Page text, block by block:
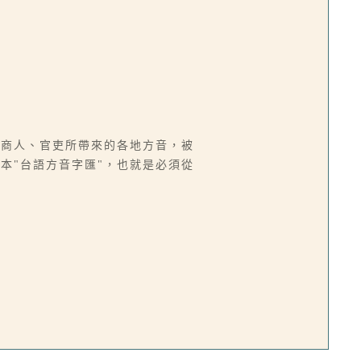
人、官吏所帶來的各地方音，被
"台語方音字匯"，也就是必須從